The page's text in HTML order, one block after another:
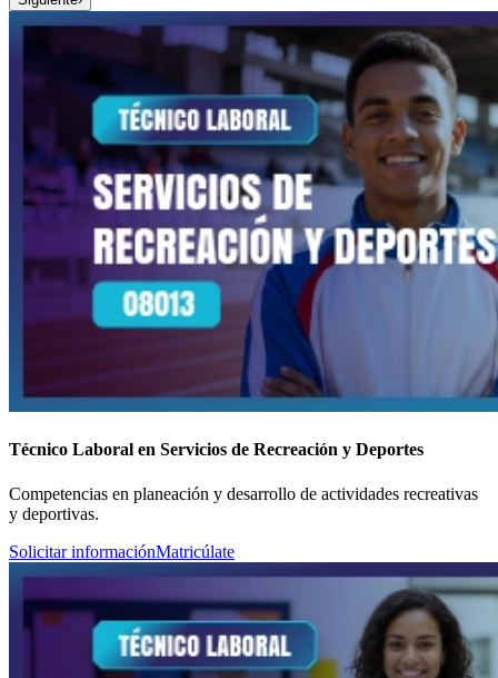
Técnico Laboral en Servicios de Recreación y Deportes
Competencias en planeación y desarrollo de actividades recreativas
y deportivas.
Solicitar informaciónMatricúlate